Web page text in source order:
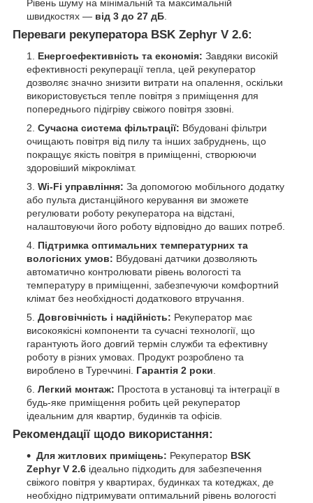
Рівень шуму на мінімальній та максимальній
швидкостях — від 3 до 27 дБ.
Переваги рекуператора BSK Zephyr V 2.6:
Енергоефективність та економія: Завдяки високій
ефективності рекуперації тепла, цей рекуператор
дозволяє значно знизити витрати на опалення, оскільки
використовується тепле повітря з приміщення для
попереднього підігріву свіжого повітря ззовні.
Сучасна система фільтрації: Вбудовані фільтри
очищають повітря від пилу та інших забруднень, що
покращує якість повітря в приміщенні, створюючи
здоровіший мікроклімат.
Wi-Fi управління: За допомогою мобільного додатку
або пульта дистанційного керування ви зможете
регулювати роботу рекуператора на відстані,
налаштовуючи його роботу відповідно до ваших потреб.
Підтримка оптимальних температурних та
вологісних умов: Вбудовані датчики дозволяють
автоматично контролювати рівень вологості та
температуру в приміщенні, забезпечуючи комфортний
клімат без необхідності додаткового втручання.
Довговічність і надійність: Рекуператор має
високоякісні компоненти та сучасні технології, що
гарантують його довгий термін служби та ефективну
роботу в різних умовах. Продукт розроблено та
вироблено в Туреччині. Гарантія 2 роки
Легкий монтаж: Простота в установці та інтеграції в
будь-яке приміщення робить цей рекуператор
ідеальним для квартир, будинків та офісів.
Рекомендації щодо використання:
Для житлових приміщень: Рекуператор BSK
Zephyr V 2.6 ідеально підходить для забезпечення
свіжого повітря у квартирах, будинках та котеджах, де
необхідно підтримувати оптимальний рівень вологості